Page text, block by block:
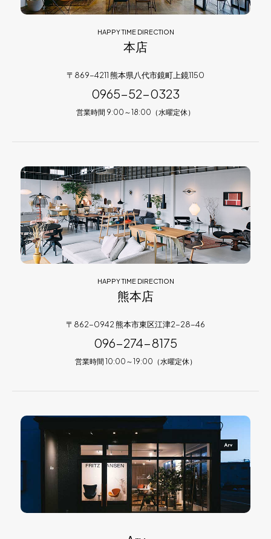
HAPPY TIME DIRECTION
本店
〒869-4211 熊本県八代市鏡町上鏡1150
0965-52-0323
営業時間 9:00～18:00（水曜定休）
HAPPY TIME DIRECTION
熊本店
〒862-0942 熊本市東区江津2-28-46
096-274-8175
営業時間 10:00～19:00（水曜定休）